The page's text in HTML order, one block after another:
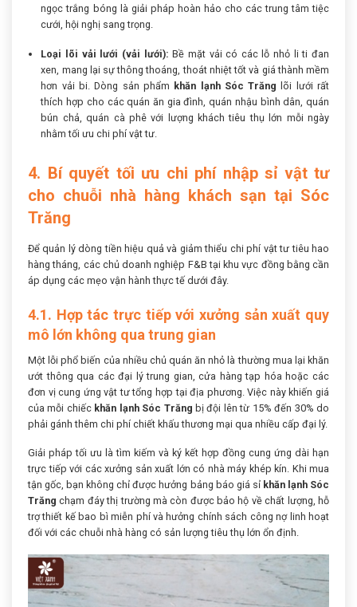
ngọc trắng bóng là giải pháp hoàn hảo cho các trung tâm tiệc
cưới, hội nghị sang trọng.
Loại lõi vải lưới (vải lưới): Bề mặt vải có các lỗ nhỏ li ti đan
xen, mang lại sự thông thoáng, thoát nhiệt tốt và giá thành mềm
hơn vải bi. Dòng sản phẩm khăn lạnh Sóc Trăng lõi lưới rất
thích hợp cho các quán ăn gia đình, quán nhậu bình dân, quán
bún chả, quán cà phê với lượng khách tiêu thụ lớn mỗi ngày
nhằm tối ưu chi phí vật tư.
4. Bí quyết tối ưu chi phí nhập sỉ vật tư
cho chuỗi nhà hàng khách sạn tại Sóc
Trăng
Để quản lý dòng tiền hiệu quả và giảm thiểu chi phí vật tư tiêu hao
hàng tháng, các chủ doanh nghiệp F&B tại khu vực đồng bằng cần
áp dụng các mẹo vận hành thực tế dưới đây.
4.1. Hợp tác trực tiếp với xưởng sản xuất quy
mô lớn không qua trung gian
Một lỗi phổ biến của nhiều chủ quán ăn nhỏ là thường mua lại khăn
ướt thông qua các đại lý trung gian, cửa hàng tạp hóa hoặc các
đơn vị cung ứng vật tư tổng hợp tại địa phương. Việc này khiến giá
của mỗi chiếc khăn lạnh Sóc Trăng bị đội lên từ 15% đến 30% do
phải gánh thêm chi phí chiết khấu thương mại qua nhiều cấp đại lý.
Giải pháp tối ưu là tìm kiếm và ký kết hợp đồng cung ứng dài hạn
trực tiếp với các xưởng sản xuất lớn có nhà máy khép kín. Khi mua
tận gốc, bạn không chỉ được hưởng bảng báo giá sỉ khăn lạnh Sóc
Trăng chạm đáy thị trường mà còn được bảo hộ về chất lượng, hỗ
trợ thiết kế bao bì miễn phí và hưởng chính sách công nợ linh hoạt
đối với các chuỗi nhà hàng có sản lượng tiêu thụ lớn ổn định.